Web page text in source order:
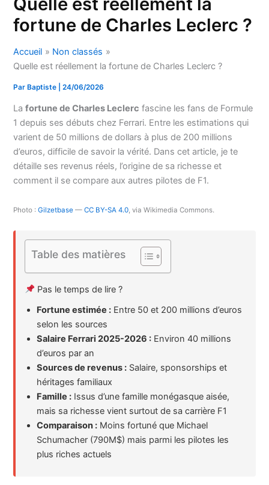
fortune de Charles Leclerc ?
Accueil
Non classés
Quelle est réellement la fortune de Charles Leclerc ?
ParBaptiste |24/06/2026
Lafortune de Charles Leclerc fascine les fans de Formule
1 depuis ses débuts chez Ferrari. Entre les estimations qui
varient de 50 millions de dollars à plus de 200 millions
d’euros, difficile de savoir la vérité. Dans cet article, je te
détaille ses revenus réels, l’origine de sa richesse et
comment il se compare aux autres pilotes de F1.
Photo :Gilzetbase —CC BY-SA 4.0, via Wikimedia Commons.
Table des matières
Pas le temps de lire ?
Fortune estimée : Entre 50 et 200 millions d’euros
selon les sources
Salaire Ferrari 2025-2026 : Environ 40 millions
d’euros par an
Sources de revenus : Salaire, sponsorships et
héritages familiaux
Famille : Issus d’une famille monégasque aisée,
mais sa richesse vient surtout de sa carrière F1
Comparaison : Moins fortuné que Michael
Schumacher (790M$) mais parmi les pilotes les
plus riches actuels